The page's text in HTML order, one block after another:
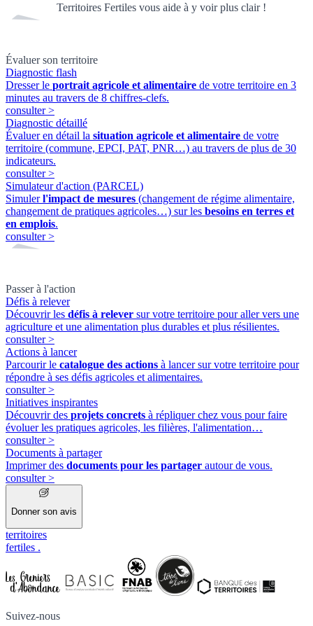
Territoires Fertiles vous aide à y voir plus clair !
Évaluer son territoire
Diagnostic flash
Dresser le portrait agricole et alimentaire de votre territoire en 3
minutes au travers de 8 chiffres-clefs.
consulter>
Diagnostic détaillé
Évaluer en détail la situation agricole et alimentaire de votre
territoire (commune, EPCI, PAT, PNR…) au travers de plus de 30
indicateurs.
consulter>
Simulateur d'action (PARCEL)
Simulerl'impact de mesures (changement de régime alimentaire,
changement de pratiques agricoles…) sur les besoins en terres et
en emplois.
consulter>
Passer à l'action
Défis à relever
Découvrir les défis à relever sur votre territoire pour aller vers une
agriculture et une alimentation plus durables et plus résilientes.
consulter>
Actions à lancer
Parcourir le catalogue des actions à lancer sur votre territoire pour
répondre à ses défis agricoles et alimentaires.
consulter>
Initiatives inspirantes
Découvrir des projets concrets à répliquer chez vous pour faire
évoluer les pratiques agricoles, les filières, l'alimentation…
consulter>
Documents à partager
Imprimer des documents pour les partager autour de vous.
consulter>
Donner son avis
territoires
fertiles .
Suivez-nous